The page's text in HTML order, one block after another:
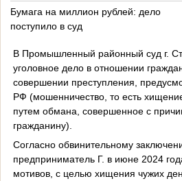
Бумага на миллион рублей: дело
поступило в суд
В Промышленный районный суд г.
уголовное дело в отношении
совершении преступления,
РФ (мошенничество, то есть
путем обмана, совершенное с
гражданину).
Согласно обвинительному
предприниматель Г. в июне 2024
мотивов, с целью хищения чужих